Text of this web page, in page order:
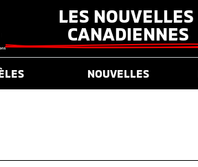
LES NOUVELLES
CANADIENNES
NOUVELLES